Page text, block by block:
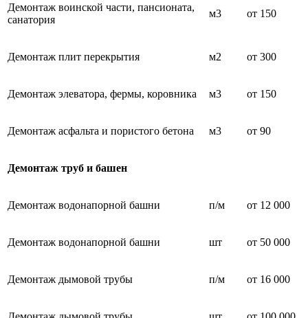
Демонтаж воинской части, пансионата,
санатория
м3 от 150
Демонтаж плит перекрытия м2 от 300
Демонтаж элеватора, фермы, коровника м3 от 150
Демонтаж асфальта и пористого бетона м3 от 90
Демонтаж труб и башен
Демонтаж водонапорной башни п/м от 12 000
Демонтаж водонапорной башни шт от 50 000
Демонтаж дымовой трубы п/м от 16 000